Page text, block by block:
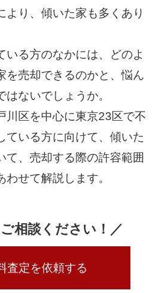
より、傾いた家も多くあり
いる方のなかには、どのよ
を売却できるのかと、悩ん
ないでしょうか。
川区を中心に東京23区で不
ている方に向けて、傾いた
て、売却する際の許容範囲
せて解説します。
相談ください！／
査定を依頼する